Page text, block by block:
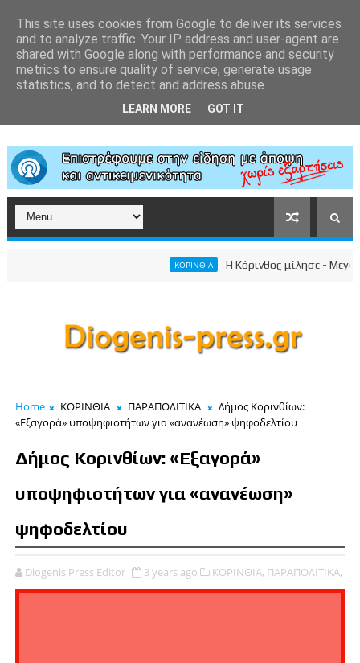
ΚΟΡΙΝΘΙΑ Η Κόρινθος μίλησε -
Home ΚΟΡΙΝΘΙΑ ΠΑΡΑΠΟΛΙΤΙΚΑ
Δήμος Κορινθίων:
«Εξαγορά» υποψηφιοτήτων για «ανανέωση» ψηφοδελτίου
Δήμος Κορινθίων: «Εξαγορά»
υποψηφιοτήτων για «ανανέωση»
ψηφοδελτίου
Diogenis Press Editor 3 years ago ΚΟΡΙΝΘΙΑ, ΠΑΡΑΠΟΛΙΤΙΚΑ,
This site uses cookies from Google to deliver its services
and to analyze traffic. Your IP address and user-agent are
shared with Google along with performance and security
metrics to ensure quality of service, generate usage
statistics, and to detect and address abuse.
LEARN MORE GOT IT